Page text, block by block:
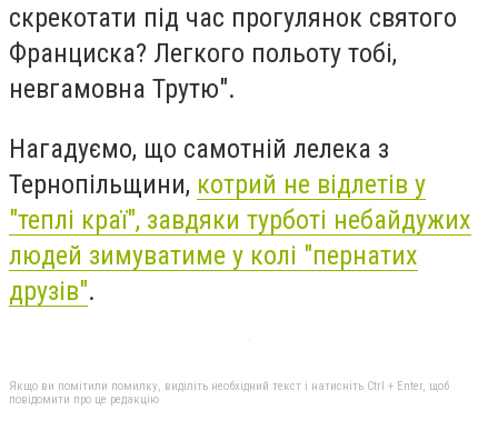
скрекотати під час прогулянок святого
Франциска? Легкого польоту тобі,
невгамовна Трутю".
Нагадуємо, що самотній лелека з
Тернопільщини, котрий не відлетів у
"теплі краї", завдяки турботі небайдужих
людей зимуватиме у колі "пернатих
друзів".
Якщо ви помітили помилку, виділіть необхідний текст і натисніть Ctrl + Enter, щоб
повідомити про це редакцію